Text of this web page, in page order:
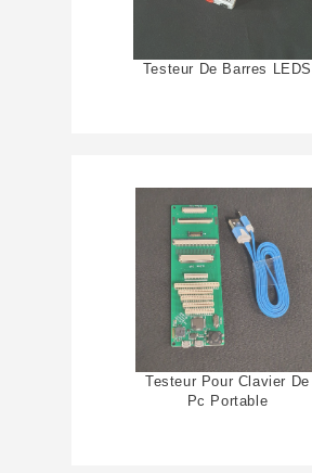
Testeur De Barres LEDS
Testeur Pour Clavier De
Pc Portable